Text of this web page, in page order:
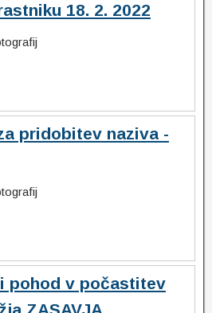
18. 2. 2022
pridobitev naziva -
pohod v počastitev